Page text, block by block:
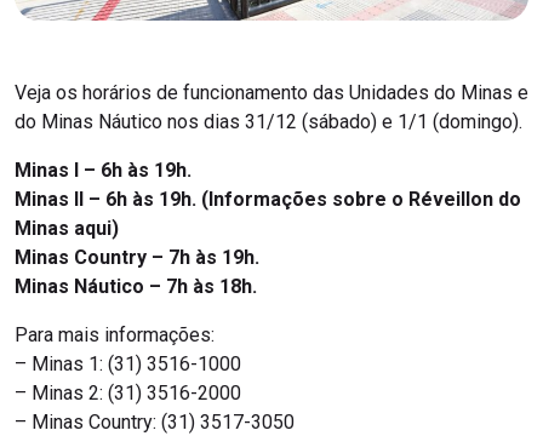
Veja os horários de funcionamento das Unidades do Minas e
do Minas Náutico nos dias 31/12 (sábado) e 1/1 (domingo).
Minas I – 6h às 19h.
Minas II – 6h às 19h. (Informações sobre o Réveillon do
Minas aqui)
Minas Country – 7h às 19h.
Minas Náutico – 7h às 18h.
Para mais informações:
– Minas 1: (31) 3516-1000
– Minas 2: (31) 3516-2000
– Minas Country: (31) 3517-3050